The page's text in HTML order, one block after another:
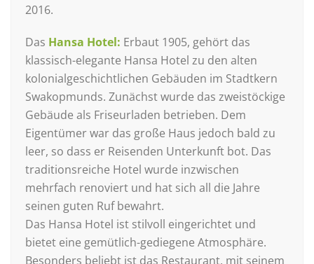
2016.
Das Hansa Hotel: Erbaut 1905, gehört das
klassisch-elegante Hansa Hotel zu den alten
kolonialgeschichtlichen Gebäuden im Stadtkern
Swakopmunds. Zunächst wurde das zweistöckige
Gebäude als Friseurladen betrieben. Dem
Eigentümer war das große Haus jedoch bald zu
leer, so dass er Reisenden Unterkunft bot. Das
traditionsreiche Hotel wurde inzwischen
mehrfach renoviert und hat sich all die Jahre
seinen guten Ruf bewahrt.
Das Hansa Hotel ist stilvoll eingerichtet und
bietet eine gemütlich-gediegene Atmosphäre.
Besonders beliebt ist das Restaurant, mit seinem